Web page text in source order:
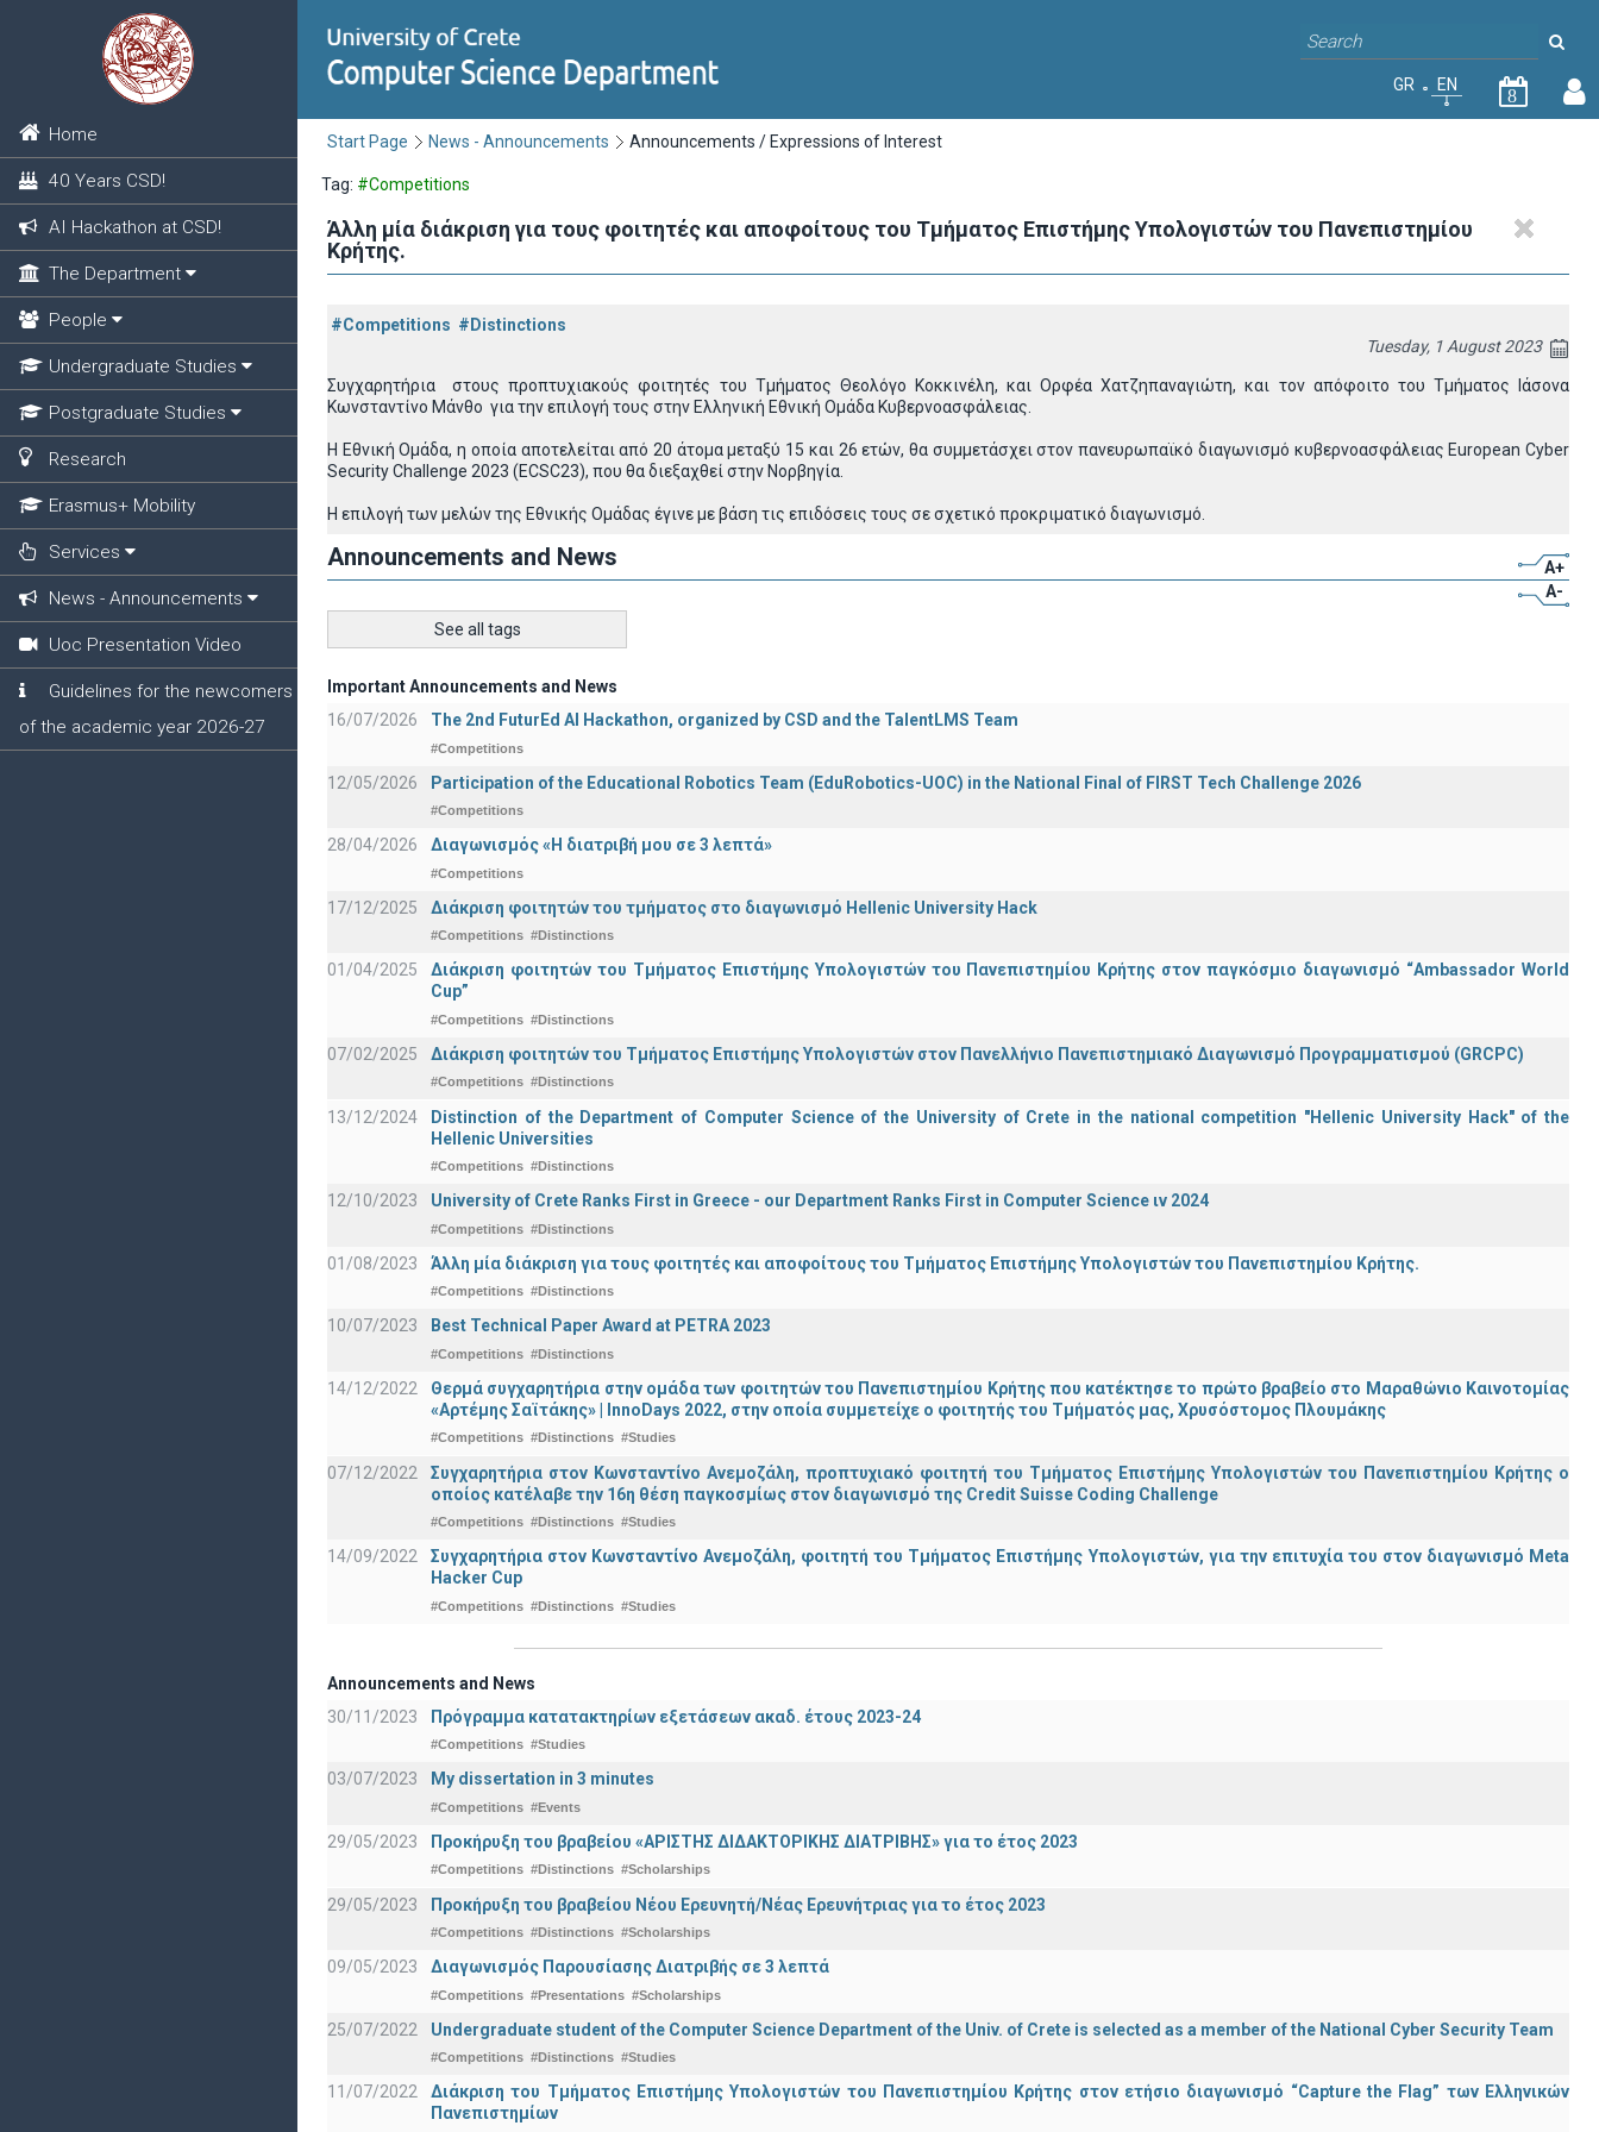
Home
40 Years CSD!
AI Hackathon at CSD!
The Department
People
Undergraduate Studies
Postgraduate Studies
Research
Erasmus+ Mobility
Services
News - Announcements
Uoc Presentation Video
Guidelines for the newcomers
of the academic year 2026-27
GR EN
8
Start Page News - Announcements Announcements / Expressions of Interest
Tag: #Competitions
Άλλη μία διάκριση για τους φοιτητές και αποφοίτους του Τμήματος Επιστήμης Υπολογιστών του Πανεπιστημίου
Κρήτης.
#Competitions #Distinctions
Tuesday, 1 August 2023
Συγχαρητήρια στους προπτυχιακούς φοιτητές του Τμήματος Θεολόγο Κοκκινέλη, και Ορφέα Χατζηπαναγιώτη, και τον απόφοιτο του Τμήματος Ιάσονα
Κωνσταντίνο Μάνθο για την επιλογή τους στην Ελληνική Εθνική Ομάδα Κυβερνοασφάλειας.
Η Εθνική Ομάδα, η οποία αποτελείται από 20 άτομα μεταξύ 15 και 26 ετών, θα συμμετάσχει στον πανευρωπαϊκό διαγωνισμό κυβερνοασφάλειας European Cyber
Security Challenge 2023 (ECSC23), που θα διεξαχθεί στην Νορβηγία.
Η επιλογή των μελών της Εθνικής Ομάδας έγινε με βάση τις επιδόσεις τους σε σχετικό προκριματικό διαγωνισμό.
Announcements and News
A+
A-
See all tags
Important Announcements and News
16/07/2026
The 2nd FuturEd AI Hackathon, organized by CSD and the TalentLMS Team
#Competitions
12/05/2026 Participation of the Educational Robotics Team (EduRobotics-UOC) in the National Final of FIRST Tech Challenge 2026
#Competitions
28/04/2026 Διαγωνισμός «Η διατριβή μου σε 3 λεπτά»
#Competitions
17/12/2025 Διάκριση φοιτητών του τμήματος στο διαγωνισμό Hellenic University Hack
#Competitions #Distinctions
01/04/2025
Διάκριση φοιτητών του Τμήματος Επιστήμης Υπολογιστών του Πανεπιστημίου Κρήτης στον παγκόσμιο διαγωνισμό “Ambassador World
Cup”
#Competitions #Distinctions
07/02/2025 Διάκριση φοιτητών του Τμήματος Επιστήμης Υπολογιστών στον Πανελλήνιο Πανεπιστημιακό Διαγωνισμό Προγραμματισμού (GRCPC)
#Competitions #Distinctions
13/12/2024
Distinction of the Department of Computer Science of the University of Crete in the national competition "Hellenic University Hack" of the
Hellenic Universities
#Competitions #Distinctions
12/10/2023 University of Crete Ranks First in Greece - our Department Ranks First in Computer Science ιν 2024
#Competitions #Distinctions
01/08/2023 Άλλη μία διάκριση για τους φοιτητές και αποφοίτους του Τμήματος Επιστήμης Υπολογιστών του Πανεπιστημίου Κρήτης.
#Competitions #Distinctions
10/07/2023 Best Technical Paper Award at PETRA 2023
#Competitions #Distinctions
14/12/2022
Θερμά συγχαρητήρια στην ομάδα των φοιτητών του Πανεπιστημίου Κρήτης που κατέκτησε το πρώτο βραβείο στο Μαραθώνιο Καινοτομίας
«Αρτέμης Σαϊτάκης» | InnoDays 2022, στην οποία συμμετείχε ο φοιτητής του Τμήματός μας, Χρυσόστομος Πλουμάκης
#Competitions #Distinctions #Studies
07/12/2022
Συγχαρητήρια στον Κωνσταντίνο Ανεμοζάλη, προπτυχιακό φοιτητή του Τμήματος Επιστήμης Υπολογιστών του Πανεπιστημίου Κρήτης ο
οποίος κατέλαβε την 16η θέση παγκοσμίως στον διαγωνισμό της Credit Suisse Coding Challenge
#Competitions #Distinctions #Studies
14/09/2022
Συγχαρητήρια στον Κωνσταντίνο Ανεμοζάλη, φοιτητή του Τμήματος Επιστήμης Υπολογιστών, για την επιτυχία του στον διαγωνισμό Meta
Hacker Cup
#Competitions #Distinctions #Studies
Announcements and News
30/11/2023
Πρόγραμμα κατατακτηρίων εξετάσεων ακαδ. έτους 2023-24
#Competitions #Studies
03/07/2023 My dissertation in 3 minutes
#Competitions #Events
29/05/2023 Προκήρυξη του βραβείου «ΑΡΙΣΤΗΣ ΔΙΔΑΚΤΟΡΙΚΗΣ ΔΙΑΤΡΙΒΗΣ» για το έτος 2023
#Competitions #Distinctions #Scholarships
29/05/2023 Προκήρυξη του βραβείου Νέου Ερευνητή/Νέας Ερευνήτριας για το έτος 2023
#Competitions #Distinctions #Scholarships
09/05/2023 Διαγωνισμός Παρουσίασης Διατριβής σε 3 λεπτά
#Competitions #Presentations #Scholarships
25/07/2022 Undergraduate student of the Computer Science Department of the Univ. of Crete is selected as a member of the National Cyber Security Team
#Competitions #Distinctions #Studies
11/07/2022
Διάκριση του Τμήματος Επιστήμης Υπολογιστών του Πανεπιστημίου Κρήτης στον ετήσιο διαγωνισμό “Capture the Flag” των Ελληνικών
Πανεπιστημίων